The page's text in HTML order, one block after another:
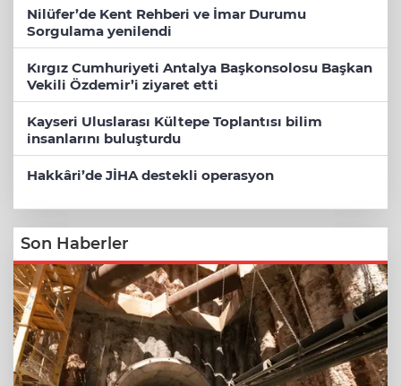
Nilüfer’de Kent Rehberi ve İmar Durumu
Sorgulama yenilendi
Kırgız Cumhuriyeti Antalya Başkonsolosu Başkan
Vekili Özdemir’i ziyaret etti
Kayseri Uluslarası Kültepe Toplantısı bilim
insanlarını buluşturdu
Hakkâri’de JİHA destekli operasyon
Son Haberler